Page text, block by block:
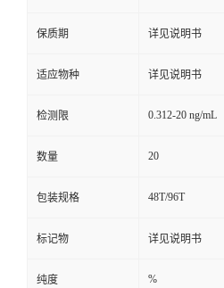
保质期 详见说明书
适应物种 详见说明书
检测限 0.312-20 ng/mL
数量 20
包装规格 48T/96T
标记物 详见说明书
纯度 %